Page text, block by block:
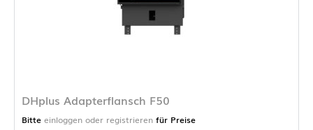
DHplus Adapterflansch F50
Bitte einloggen oder registrieren für Preise